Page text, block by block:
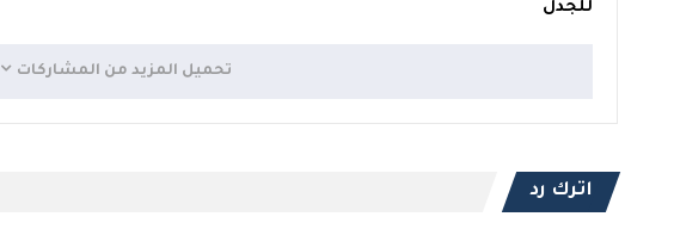
للجدل
تحميل المزيد من المشاركات
اترك رد